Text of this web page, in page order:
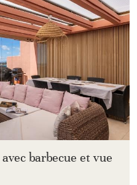
barbecue et vue